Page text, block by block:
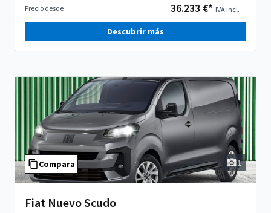
Precio desde 36.233 €* IVA incl.
Descubrir más
Compara 1
Fiat Nuevo Scudo